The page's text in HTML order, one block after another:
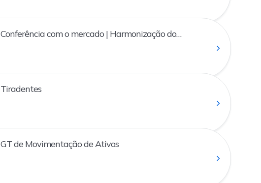
Conferência com o mercado | Harmonização do
Tiradentes
GT de Movimentação de Ativos